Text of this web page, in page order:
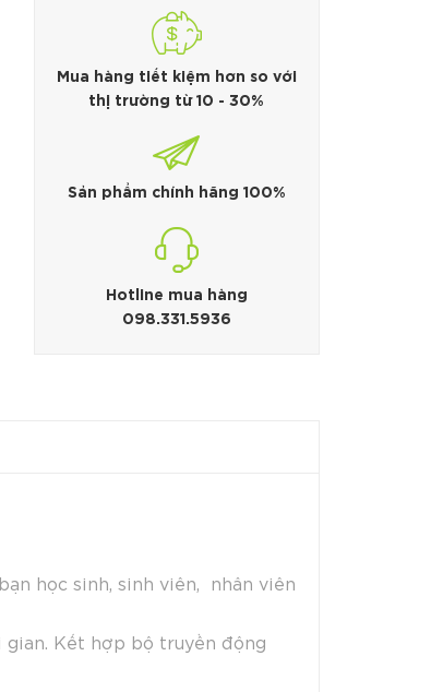
Mua hàng tiết kiệm hơn so với
thị trường từ 10 - 30%
Sản phẩm chính hãng 100%
Hotline mua hàng
098.331.5936
học sinh, sinh viên, nhân viên
Kết hợp bộ truyền động